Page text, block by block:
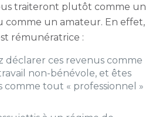
traiteront plutôt comme un
comme un amateur. En effet,
rémunératrice :
déclarer ces revenus comme
non-bénévole, et êtes
comme tout « professionnel »